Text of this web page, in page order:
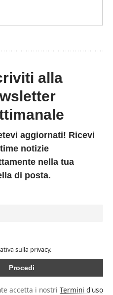
alla
aggiornati! Ricevi
notizie
nella tua
di posta.
sulla privacy.
accetta i nostri Termini d'uso